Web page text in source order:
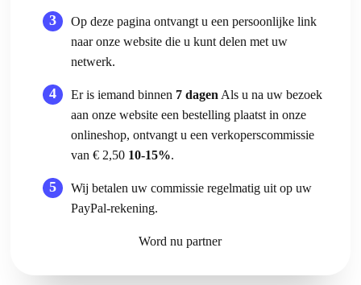
Op deze pagina ontvangt u een persoonlijke link
naar onze website die u kunt delen met uw
netwerk.
Er is iemand binnen 7 dagen Als u na uw bezoek
aan onze website een bestelling plaatst in onze
onlineshop, ontvangt u een verkoperscommissie
van € 2,50 10-15%.
Wij betalen uw commissie regelmatig uit op uw
PayPal-rekening.
Word nu partner